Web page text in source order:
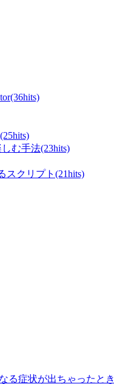
む手法(23hits)
スクリプト(21hits)
る症状が出ちゃったとき